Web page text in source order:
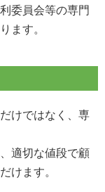
委員会等の専門
ます。
けではなく、専
適切な値段で顧
けます。